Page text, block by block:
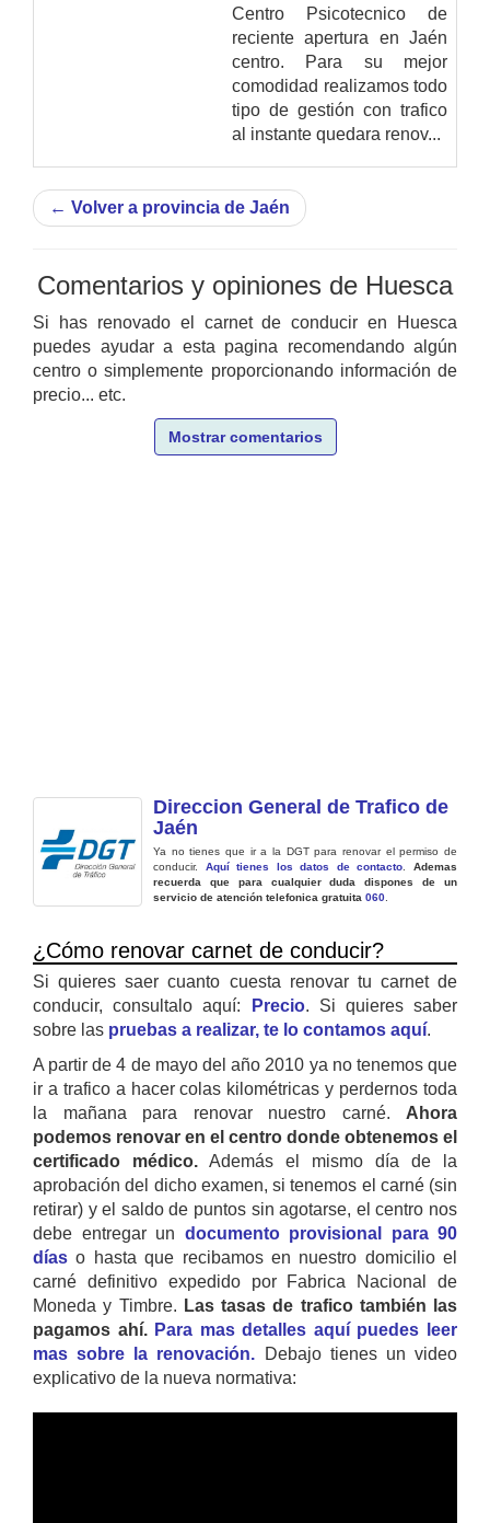
Centro Psicotecnico de
reciente apertura en Jaén
centro. Para su mejor
comodidad realizamos todo
tipo de gestión con trafico
al instante quedara renov...
← Volver a provincia de Jaén
Comentarios y opiniones de Huesca
Si has renovado el carnet de conducir en Huesca
puedes ayudar a esta pagina recomendando algún
centro o simplemente proporcionando información de
precio... etc.
Mostrar comentarios
Direccion General de Trafico de
Jaén
Ya no tienes que ir a la DGT para renovar el permiso de
conducir. Aquí tienes los datos de contacto .Ademas
recuerda que para cualquier duda dispones de un
servicio de atención telefonica gratuita 060
¿Cómo renovar carnet de conducir?
Si quieres saer cuanto cuesta renovar tu carnet de
conducir, consultalo aquí:
Precio. Si quieres saber
sobre las pruebas a realizar, te lo contamos aquí.
A partir de 4 de mayo del año 2010 ya no tenemos que
ir a trafico a hacer colas kilométricas y perdernos toda
la mañana para renovar nuestro carné. Ahora
podemos renovar en el centro donde obtenemos el
certificado médico. Además el mismo día de la
aprobación del dicho examen, si tenemos el carné (sin
retirar) y el saldo de puntos sin agotarse, el centro nos
debe entregar un documento provisional para 90
días o hasta que recibamos en nuestro domicilio el
carné definitivo expedido por Fabrica Nacional de
Moneda y Timbre. Las tasas de trafico también las
pagamos ahí. Para mas detalles aquí puedes leer
mas sobre la renovación. Debajo tienes un video
explicativo de la nueva normativa: